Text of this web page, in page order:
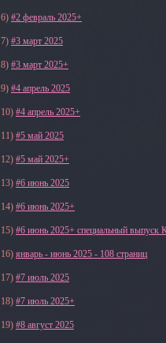
6) #2 февраль 2025+
7) #3 март 2025
8) #3 март 2025+
9) #4 апрель 2025
10) #4 апрель 2025+
11) #5 май 2025
12) #5 май 2025+
13) #6 июнь 2025
14) #6 июнь 2025+
15) #6 июнь 2025+ специальный выпуск
16) январь - июнь 2025 - 108 страниц
17) #7 июль 2025
18) #7 июль 2025+
19) #8 август 2025